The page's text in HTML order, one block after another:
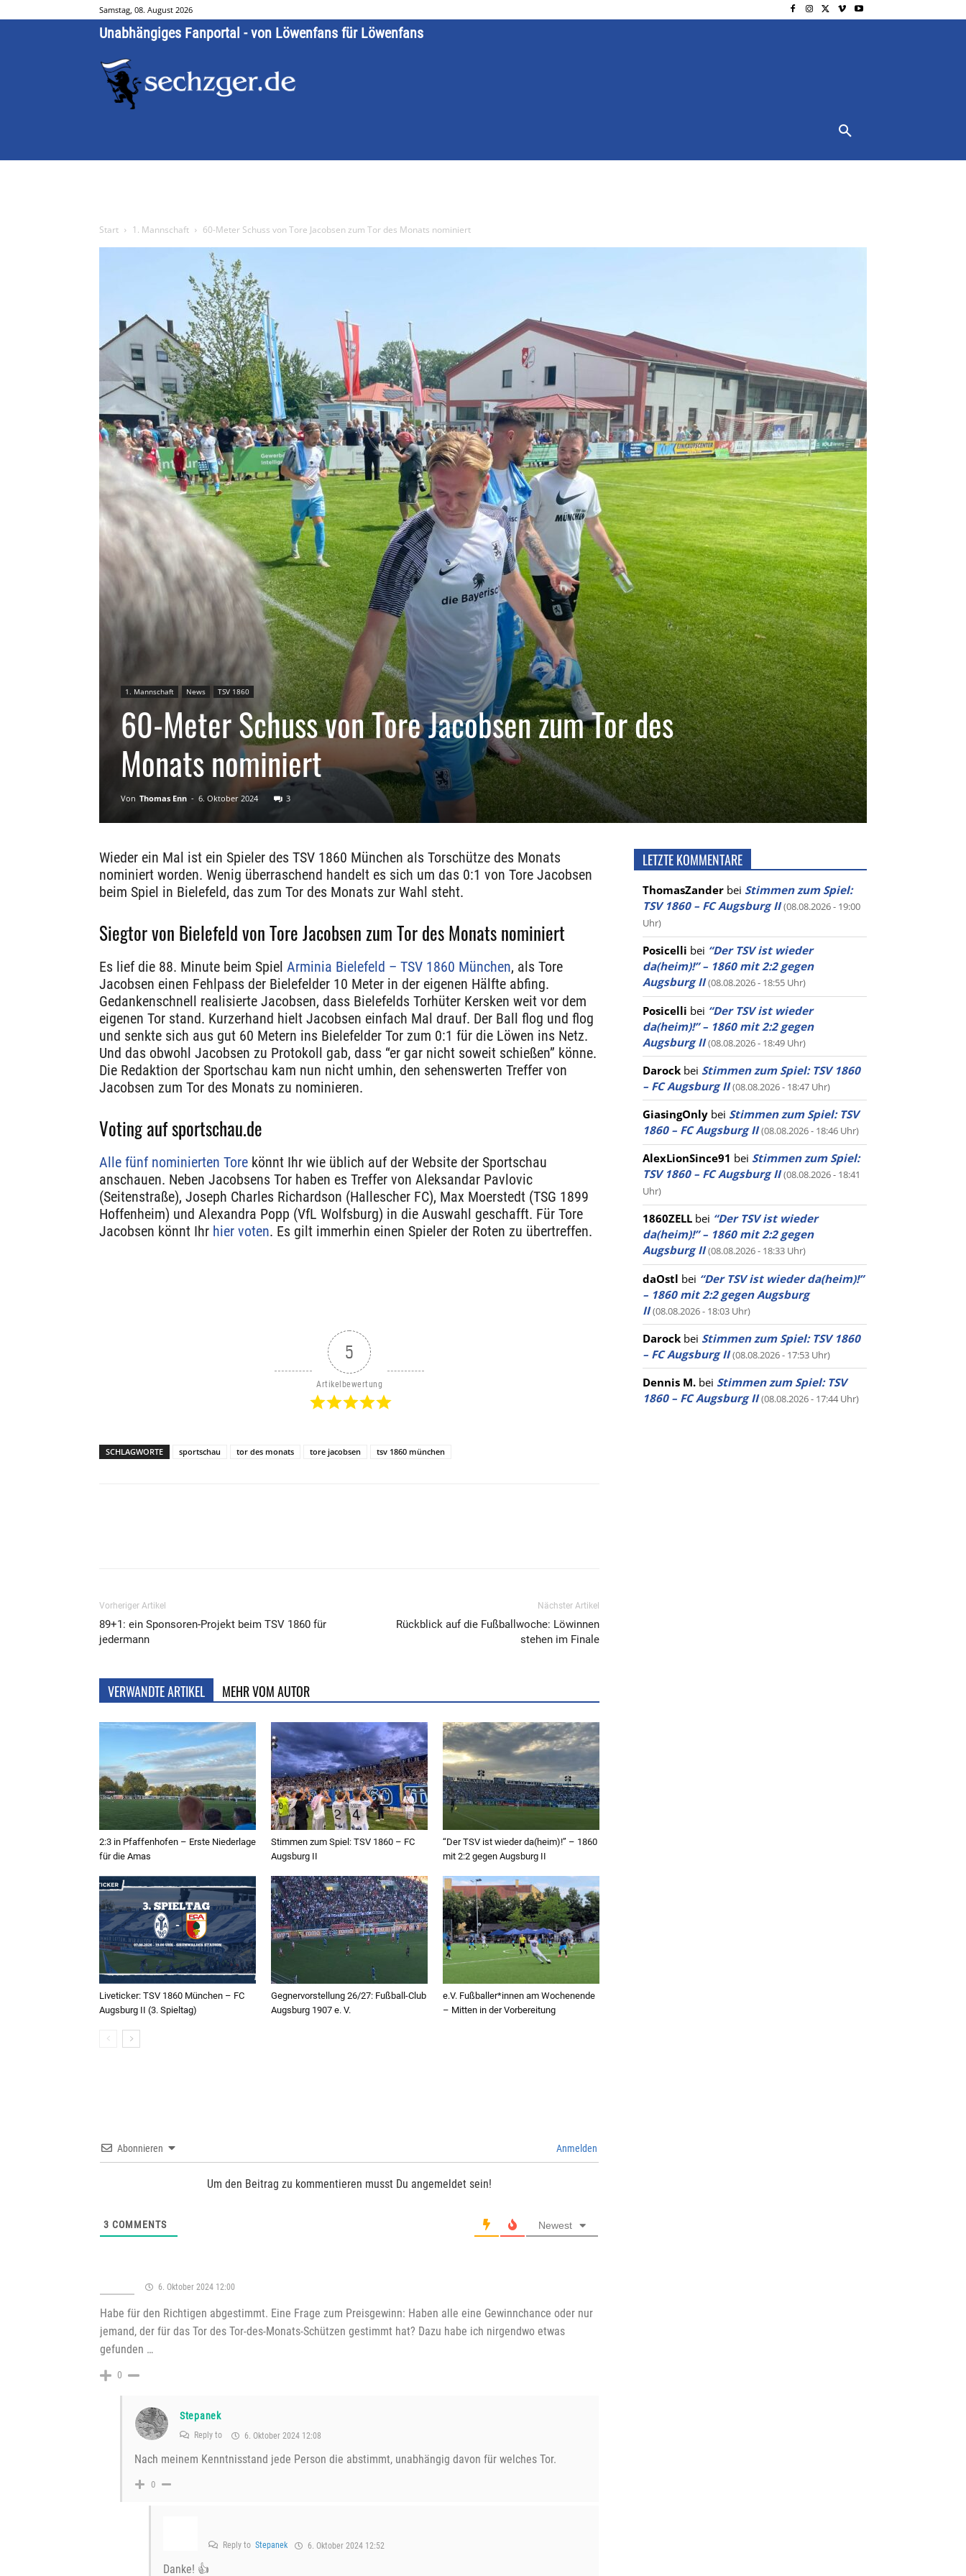
Samstag, 08. August 2026
Unabhängiges Fanportal - von Löwenfans für Löwenfans
Start 1. Mannschaft 60-Meter Schuss von Tore Jacobsen zum Tor des Monats nominiert
1. Mannschaft News TSV 1860
60-Meter Schuss von Tore Jacobsen zum Tor des
Monats nominiert
Von Thomas Enn - 6. Oktober 2024 3
Wieder ein Mal ist ein Spieler des TSV 1860 München als Torschütze des Monats
nominiert worden. Wenig überraschend handelt es sich um das 0:1 von Tore Jacobsen
beim Spiel in Bielefeld, das zum Tor des Monats zur Wahl steht.
Siegtor von Bielefeld von Tore Jacobsen zum Tor des Monats nominiert
Es lief die 88. Minute beim Spiel Arminia Bielefeld – TSV 1860 München, als Tore
Jacobsen einen Fehlpass der Bielefelder 10 Meter in der eigenen Hälfte abfing.
Gedankenschnell realisierte Jacobsen, dass Bielefelds Torhüter Kersken weit vor dem
eigenen Tor stand. Kurzerhand hielt Jacobsen einfach Mal drauf. Der Ball flog und flog
und senkte sich aus gut 60 Metern ins Bielefelder Tor zum 0:1 für die Löwen ins Netz.
Und das obwohl Jacobsen zu Protokoll gab, dass “er gar nicht soweit schießen” könne.
Die Redaktion der Sportschau kam nun nicht umhin, den sehenswerten Treffer von
Jacobsen zum Tor des Monats zu nominieren.
Voting auf sportschau.de
Alle fünf nominierten Tore könnt Ihr wie üblich auf der Website der Sportschau
anschauen. Neben Jacobsens Tor haben es Treffer von Aleksandar Pavlovic
(Seitenstraße), Joseph Charles Richardson (Hallescher FC), Max Moerstedt (TSG 1899
Hoffenheim) und Alexandra Popp (VfL Wolfsburg) in die Auswahl geschafft. Für Tore
Jacobsen könnt Ihr hier voten. Es gilt immerhin einen Spieler der Roten zu übertreffen.
5
Artikelbewertung
SCHLAGWORTE sportschau tor des monats tore jacobsen tsv 1860 münchen
Vorheriger Artikel
89+1: ein Sponsoren-Projekt beim TSV 1860 für
jedermann
Nächster Artikel
Rückblick auf die Fußballwoche: Löwinnen
stehen im Finale
VERWANDTE ARTIKEL MEHR VOM AUTOR
2:3 in Pfaffenhofen – Erste Niederlage
für die Amas
Stimmen zum Spiel: TSV 1860 – FC
Augsburg II
“Der TSV ist wieder da(heim)!” – 1860
mit 2:2 gegen Augsburg II
Liveticker: TSV 1860 München – FC
Augsburg II (3. Spieltag)
Gegnervorstellung 26/27: Fußball-Club
Augsburg 1907 e. V.
e.V. Fußballer*innen am Wochenende
– Mitten in der Vorbereitung
Abonnieren Anmelden
Um den Beitrag zu kommentieren musst Du angemeldet sein!
3 COMMENTS Newest
6. Oktober 2024 12:00
Habe für den Richtigen abgestimmt. Eine Frage zum Preisgewinn: Haben alle eine Gewinnchance oder nur
jemand, der für das Tor des Tor-des-Monats-Schützen gestimmt hat? Dazu habe ich nirgendwo etwas
gefunden …
0
Stepanek
Reply to 6. Oktober 2024 12:08
Nach meinem Kenntnisstand jede Person die abstimmt, unabhängig davon für welches Tor.
0
Reply to Stepanek 6. Oktober 2024 12:52
Danke! 👍
LETZTE KOMMENTARE
ThomasZander bei Stimmen zum Spiel:
TSV 1860 – FC Augsburg II (08.08.2026 - 19:00
Uhr)
Posicelli bei “Der TSV ist wieder
da(heim)!” – 1860 mit 2:2 gegen
Augsburg II (08.08.2026 - 18:55 Uhr)
Posicelli bei “Der TSV ist wieder
da(heim)!” – 1860 mit 2:2 gegen
Augsburg II (08.08.2026 - 18:49 Uhr)
Darock bei Stimmen zum Spiel: TSV 1860
– FC Augsburg II (08.08.2026 - 18:47 Uhr)
GiasingOnly bei Stimmen zum Spiel: TSV
1860 – FC Augsburg II (08.08.2026 - 18:46 Uhr)
AlexLionSince91 bei Stimmen zum Spiel:
TSV 1860 – FC Augsburg II (08.08.2026 - 18:41
Uhr)
1860ZELL bei “Der TSV ist wieder
da(heim)!” – 1860 mit 2:2 gegen
Augsburg II (08.08.2026 - 18:33 Uhr)
daOstl bei “Der TSV ist wieder da(heim)!”
– 1860 mit 2:2 gegen Augsburg
II (08.08.2026 - 18:03 Uhr)
Darock bei Stimmen zum Spiel: TSV 1860
– FC Augsburg II (08.08.2026 - 17:53 Uhr)
Dennis M. bei Stimmen zum Spiel: TSV
1860 – FC Augsburg II (08.08.2026 - 17:44 Uhr)